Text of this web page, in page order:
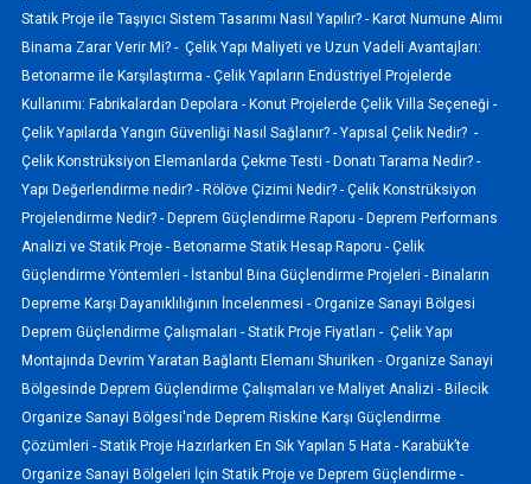
Statik Proje ile Taşıyıcı Sistem Tasarımı Nasıl Yapılır? - Karot Numune Alımı
Binama Zarar Verir Mi? - Çelik Yapı Maliyeti ve Uzun Vadeli Avantajları:
Betonarme ile Karşılaştırma - Çelik Yapıların Endüstriyel Projelerde
Kullanımı: Fabrikalardan Depolara - Konut Projelerde Çelik Villa Seçeneği -
Çelik Yapılarda Yangın Güvenliği Nasıl Sağlanır? - Yapısal Çelik Nedir? -
Çelik Konstrüksiyon Elemanlarda Çekme Testi - Donatı Tarama Nedir? -
Yapı Değerlendirme nedir? - Rölöve Çizimi Nedir? - Çelik Konstrüksiyon
Projelendirme Nedir? - Deprem Güçlendirme Raporu - Deprem Performans
Analizi ve Statik Proje - Betonarme Statik Hesap Raporu - Çelik
Güçlendirme Yöntemleri - İstanbul Bina Güçlendirme Projeleri - Binaların
Depreme Karşı Dayanıklılığının İncelenmesi - Organize Sanayi Bölgesi
Deprem Güçlendirme Çalışmaları - Statik Proje Fiyatları - Çelik Yapı
Montajında Devrim Yaratan Bağlantı Elemanı Shuriken - Organize Sanayi
Bölgesinde Deprem Güçlendirme Çalışmaları ve Maliyet Analizi - Bilecik
Organize Sanayi Bölgesi'nde Deprem Riskine Karşı Güçlendirme
Çözümleri - Statik Proje Hazırlarken En Sık Yapılan 5 Hata - Karabük’te
Organize Sanayi Bölgeleri İçin Statik Proje ve Deprem Güçlendirme -